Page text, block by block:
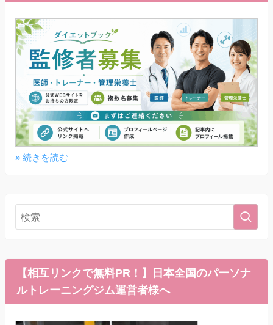
» 続きを読む
【相互リンクで無料PR！】日本全国のパーソナ
ルトレーニングジム運営者様へ